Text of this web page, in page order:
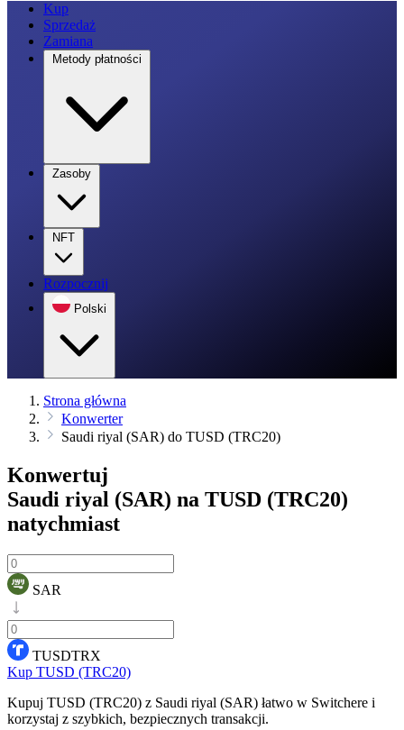
Kup
Sprzedaż
Zamiana
Metody płatności
Zasoby
NFT
Rozpocznij
Polski
Strona główna
Konwerter
Saudi riyal (SAR) do TUSD (TRC20)
Konwertuj
Saudi riyal (SAR) na TUSD (TRC20)
natychmiast
SAR
TUSDTRX
Kup TUSD (TRC20)
Kupuj TUSD (TRC20) z Saudi riyal (SAR) łatwo w Switchere i
korzystaj z szybkich, bezpiecznych transakcji.